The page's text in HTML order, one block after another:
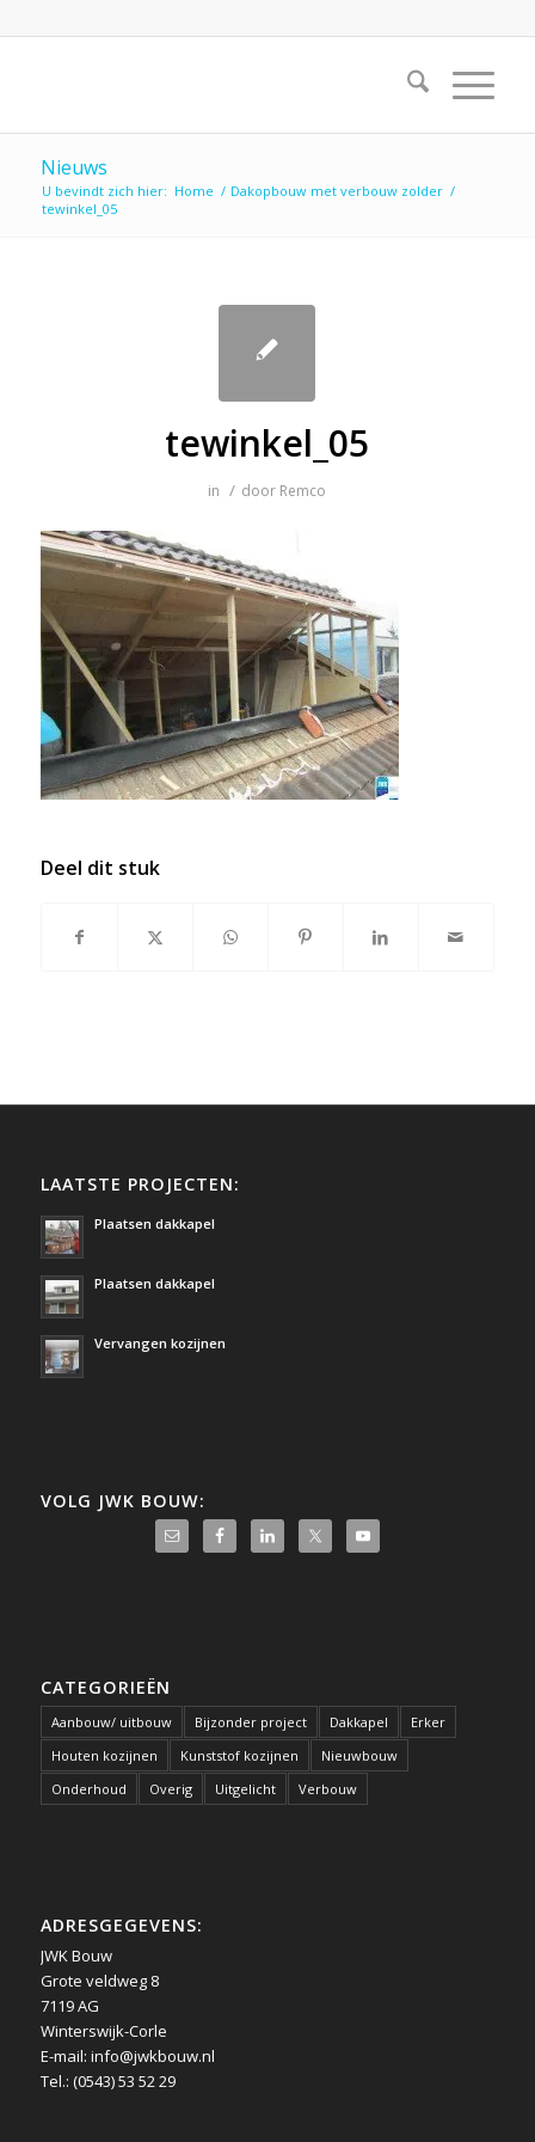
Nieuws
U bevindt zich hier: Home / Dakopbouw met verbouw zolder /
tewinkel_05
tewinkel_05
in / door Remco
Deel dit stuk
LAATSTE PROJECTEN:
Plaatsen dakkapel
Plaatsen dakkapel
Vervangen kozijnen
VOLG JWK BOUW:
CATEGORIEËN
Aanbouw/ uitbouw Bijzonder project Dakkapel
Erker
Houten kozijnen
Kunststof kozijnen
Nieuwbouw
Onderhoud
Overig Uitgelicht Verbouw
ADRESGEGEVENS:
JWK Bouw
Grote veldweg 8
7119 AG
Winterswijk-Corle
E-mail: info@jwkbouw.nl
Tel.: (0543) 53 52 29